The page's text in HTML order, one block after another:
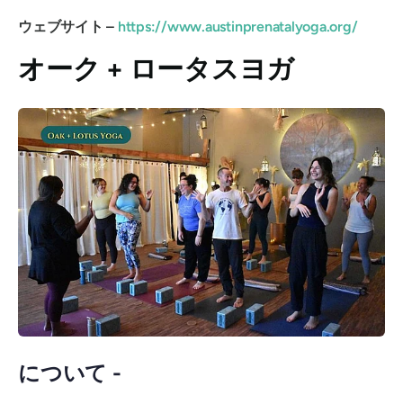
ウェブサイト – https://www.austinprenatalyoga.org/
オーク + ロータスヨガ
について -